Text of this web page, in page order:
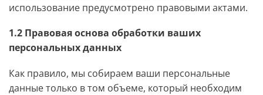
использование предусмотрено правовыми актами.
1.2 Правовая основа обработки ваших
персональных данных
Как правило, мы собираем ваши персональные
данные только в том объеме, который необходим